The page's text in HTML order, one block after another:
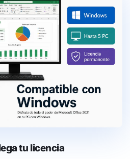
tu licencia